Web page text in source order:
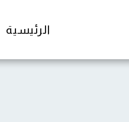
الرئيسية